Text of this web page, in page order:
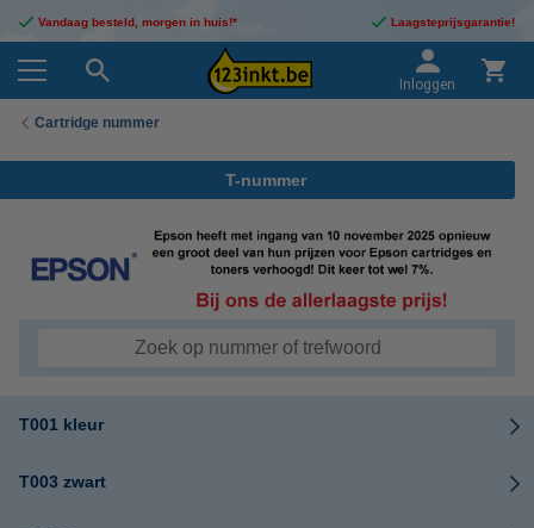
Vandaag besteld, morgen in huis!* Laagsteprijsgarantie!
Inloggen
Cartridge nummer
T-nummer
T001 kleur
T003 zwart